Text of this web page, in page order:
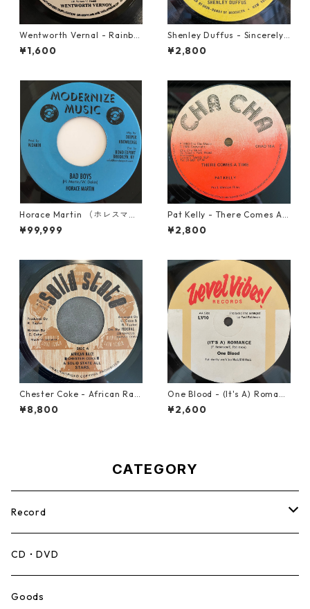
Wentworth Vernal - Rainbo
w【7-21940】
¥1,600
Shenley Duffus - Sincerely
【7-22021】
¥2,800
Horace Martin （ホレスマー
ティン） - Bad Boys【7'】
¥99,999
Pat Kelly - There Comes A T
ime【12-50057】
¥2,800
Chester Coke - African Rac
e【7-21819】
¥8,800
One Blood - (It's A) Romanc
e【12-50054】
¥2,600
CATEGORY
Record
Mento,Calypso,Ballad
Ska
CD・DVD
Goods